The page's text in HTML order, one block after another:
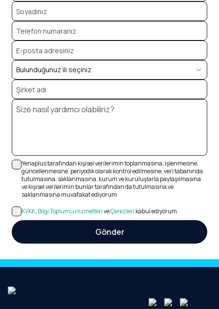
Bulunduğunuz ili seçiniz
Yenaplus tarafından kişisel verilerimin toplanmasına, işlenmesine,
güncellenmesine, periyodik olarak kontrol edilmesine, veri tabanında
tutulmasına, saklanmasına, kurum ve kuruluşlarla paylaşılmasına
ve kişisel verilerimin bunlar tarafından da tutulmasına ve
saklanmasına muvafakat ediyorum.
KVKK, Bilgi Toplumu HizmetleriveÇerezleri kabul ediyorum.
Gönder